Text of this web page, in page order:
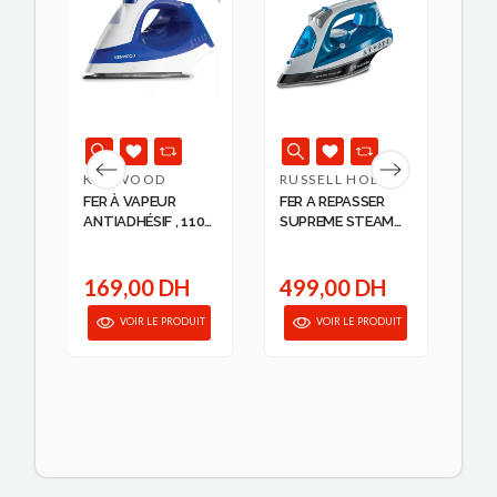
KENWOOD
FER À VAPEUR
ANTIADHÉSIF , 1100
169,00 DH
VOIR LE PRODUIT
RUSSELL HOBBS
FER A REPASSER
SUPREME STEAM
499,00 DH
VOIR LE PRODUIT